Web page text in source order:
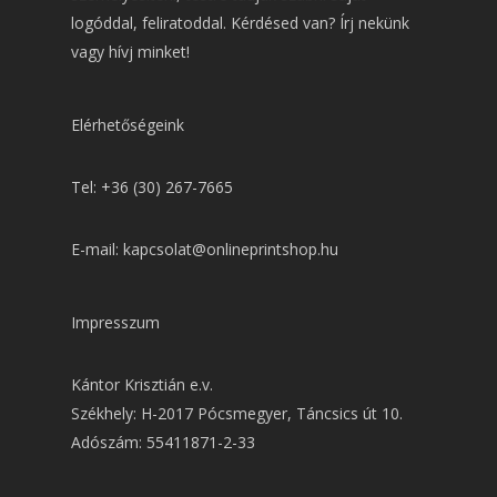
logóddal, feliratoddal. Kérdésed van? Írj nekünk
vagy hívj minket!
Elérhetőségeink
Tel: +36 (30) 267-7665
E-mail: kapcsolat@onlineprintshop.hu
Impresszum
Kántor Krisztián e.v.
Székhely: H-2017 Pócsmegyer, Táncsics út 10.
Adószám: 55411871-2-33